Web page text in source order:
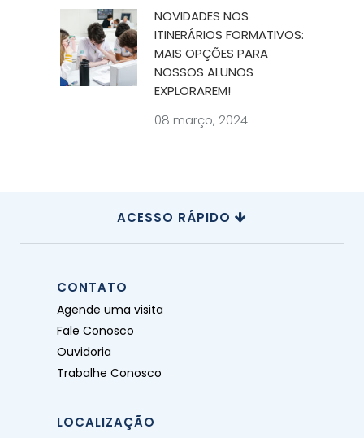
NOVIDADES NOS
ITINERÁRIOS FORMATIVOS:
MAIS OPÇÕES PARA
NOSSOS ALUNOS
EXPLORAREM!
08 março, 2024
ACESSO RÁPIDO
CONTATO
Agende uma visita
Fale Conosco
Ouvidoria
Trabalhe Conosco
LOCALIZAÇÃO